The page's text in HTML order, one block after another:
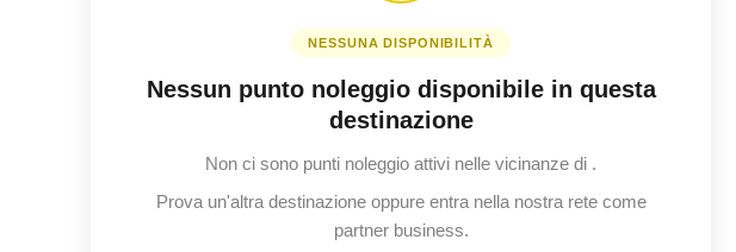
NESSUNA DISPONIBILITÀ
Nessun punto noleggio disponibile in questa
destinazione
Non ci sono punti noleggio attivi nelle vicinanze di .
Prova un'altra destinazione oppure entra nella nostra rete come
partner business.